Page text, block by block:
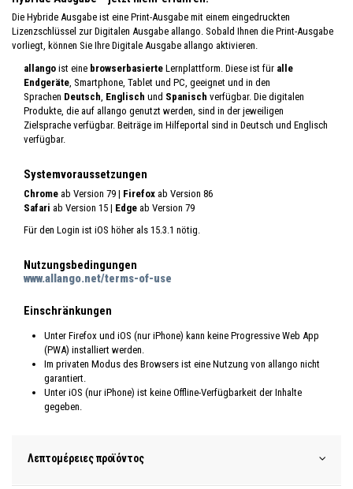
Die Hybride Ausgabe ist eine Print-Ausgabe mit einem eingedruckten
Lizenzschlüssel zur Digitalen Ausgabe allango. Sobald Ihnen die Print-Ausgabe
vorliegt, können Sie Ihre Digitale Ausgabe allango aktivieren.
allango ist eine browserbasierte Lernplattform. Diese ist für alle
Endgeräte , Smartphone, Tablet und PC, geeignet und in den
Sprachen Deutsch Englisch und Spanisch verfügbar. Die digitalen
Produkte, die auf allango genutzt werden, sind in der jeweiligen
Zielsprache verfügbar. Beiträge im Hilfeportal sind in Deutsch und Englisch
verfügbar.
Systemvoraussetzungen
Chrome ab Version 79 | Firefox ab Version 86
Safari ab Version 15 | Edge ab Version 79
Für den Login ist iOS höher als 15.3.1 nötig.
Nutzungsbedingungen
www.allango.net/terms-of-use
Einschränkungen
Unter Firefox und iOS (nur iPhone) kann keine Progressive Web App
(PWA) installiert werden.
Im privaten Modus des Browsers ist eine Nutzung von allango nicht
garantiert.
Unter iOS (nur iPhone) ist keine Offline-Verfügbarkeit der Inhalte
gegeben.
Λεπτομέρειες προϊόντος